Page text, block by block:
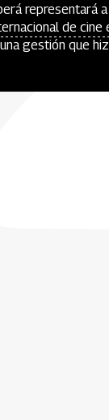
representará
de cine
gestión que